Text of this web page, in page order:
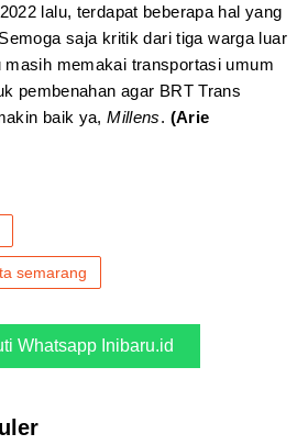
lalu, terdapat beberapa hal yang
saja kritik dari tiga warga luar
masih memakai transportasi umum
pembenahan agar BRT Trans
baik ya,Millens. (Arie
semarang
Whatsapp Inibaru.id